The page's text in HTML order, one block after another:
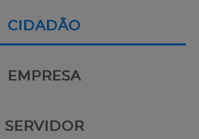
CIDADÃO
EMPRESA
SERVIDOR